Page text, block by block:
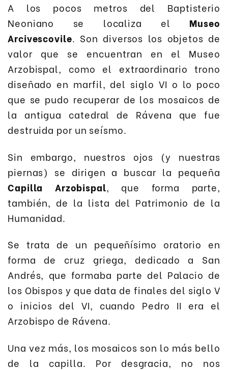
A los pocos metros del Baptisterio
Neoniano se localiza el Museo
Arcivescovile. Son diversos los objetos de
valor que se encuentran en el Museo
Arzobispal, como el extraordinario trono
diseñado en marfil, del siglo VI o lo poco
que se pudo recuperar de los mosaicos de
la antigua catedral de Rávena que fue
destruida por un seísmo.
Sin embargo, nuestros ojos (y nuestras
piernas) se dirigen a buscar la pequeña
Capilla Arzobispal, que forma parte,
también, de la lista del Patrimonio de la
Humanidad.
Se trata de un pequeñísimo oratorio en
forma de cruz griega, dedicado a San
Andrés, que formaba parte del Palacio de
los Obispos y que data de finales del siglo V
o inicios del VI, cuando Pedro II era el
Arzobispo de Rávena.
Una vez más, los mosaicos son lo más bello
de la capilla. Por desgracia, no nos